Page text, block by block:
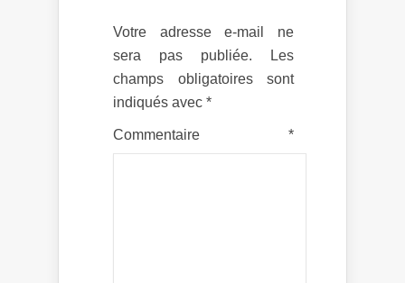
Votre adresse e-mail ne
sera pas publiée.
Les
champs obligatoires sont
indiqués avec *
Commentaire *